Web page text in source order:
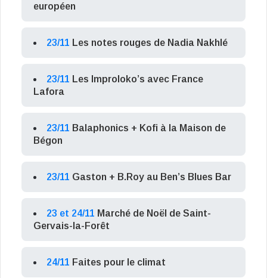
européen
23/11 Les notes rouges de Nadia Nakhlé
23/11 Les Improloko’s avec France
Lafora
23/11 Balaphonics + Kofi à la Maison de
Bégon
23/11 Gaston + B.Roy au Ben’s Blues Bar
23 et 24/11 Marché de Noël de Saint-
Gervais-la-Forêt
24/11 Faites pour le climat